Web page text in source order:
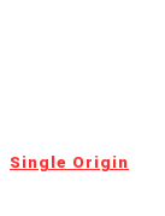
Single Origin​